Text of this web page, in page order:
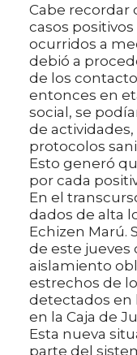
Cabe recordar
casos
ocurridos a
debió a
de los
entonces en
social, se
de
protocolos
Esto generó
por cada
En el
dados de alta
Echizen Marú.
de este jueves
aislamiento
estrechos de
detectados en
en la Caja de
Esta nueva
parte del